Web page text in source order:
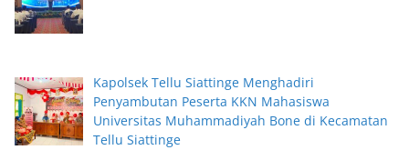
Kapolsek Tellu Siattinge Menghadiri
Penyambutan Peserta KKN Mahasiswa
Universitas Muhammadiyah Bone di Kecamatan
Tellu Siattinge